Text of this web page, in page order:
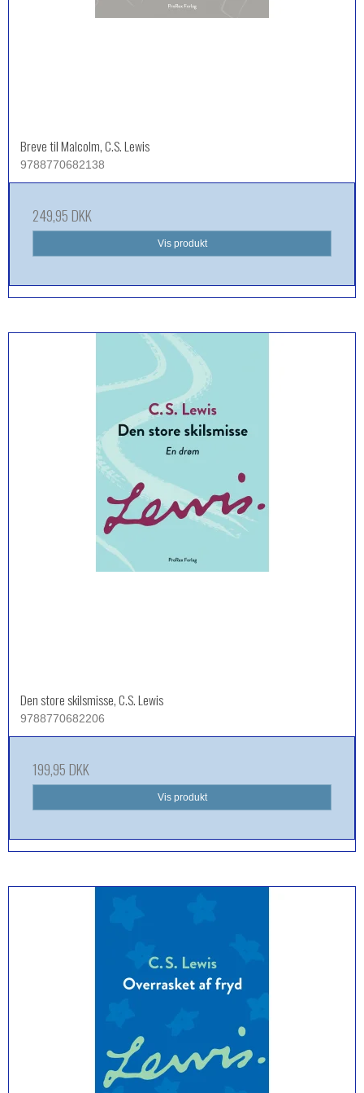
Breve til Malcolm, C.S. Lewis
9788770682138
249,95 DKK
Vis produkt
Den store skilsmisse, C.S. Lewis
9788770682206
199,95 DKK
Vis produkt